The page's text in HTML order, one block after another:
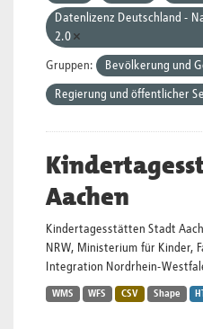
Datenlizenz Deutschland -
2.0
Gruppen: Bevölkerung und
Regierung und öffentlicher
Aachen
Kindertagesstätten Stadt
NRW, Ministerium für Kinder,
Integration Nordrhein-
WMS WFS CSV Shape